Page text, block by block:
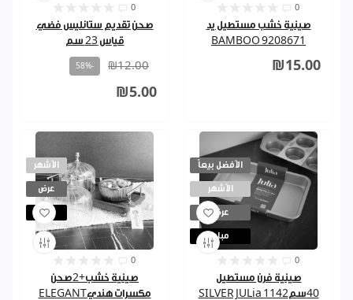
0
صحن تقديم ستانليس فضي
قياس 23 سم
₪12.00
-58%
₪5.00
0
صينية خشب مستطيل يد
BAMBOO 9208671
₪15.00
الأشهر
عرض
مباع
0
صينية خشب+2صحن
مكسرات هنديELEGANT
الأفضل بيعاً
الأشهر
عرض
مباع
0
صينية فرن مستطيل
40سمSILVER JULia 1142